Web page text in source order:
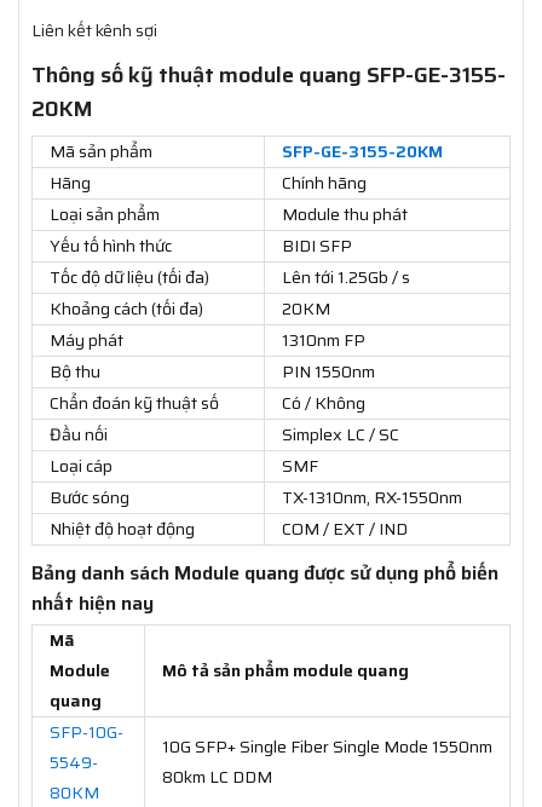
Liên kết kênh sợi
Thông số kỹ thuật module quang SFP-GE-3155-
20KM
Mã sản phẩm
SFP-GE-3155-20KM
Hãng
Chính hãng
Loại sản phẩm
Module thu phát
Yếu tố hình thức
BIDI SFP
Tốc độ dữ liệu (tối đa)
Lên tới 1.25Gb / s
Khoảng cách (tối đa)
20KM
Máy phát
1310nm FP
Bộ thu
PIN 1550nm
Chẩn đoán kỹ thuật số
Có / Không
Đầu nối
Simplex LC / SC
Loại cáp
SMF
Bước sóng
TX-1310nm, RX-1550nm
Nhiệt độ hoạt động
COM / EXT / IND
Bảng danh sách Module quang được sử dụng phổ biến
nhất hiện nay
Mã
Module
quang
Mô tả sản phẩm module quang
SFP-10G-
5549-
80KM
10G SFP+ Single Fiber Single Mode 1550nm
80km LC DDM